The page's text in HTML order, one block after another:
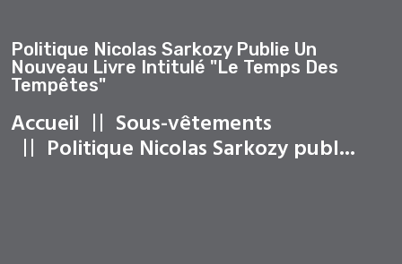
Politique Nicolas Sarkozy Publie Un
Nouveau Livre Intitulé "Le Temps Des
Tempêtes"
Accueil Sous-vêtements
Politique Nicolas Sarkozy publ...